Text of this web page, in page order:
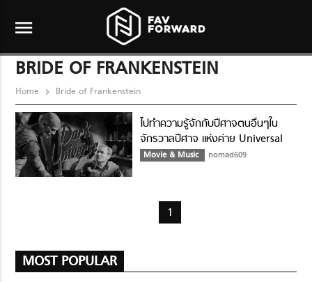
menu
BRIDE OF FRANKENSTEIN
Home Bride of Frankenstein
ไปทำความรู้จักกับปีศาจตนอื่นๆใน
จักรวาลปีศาจ แห่งค่าย Universal
Pictures กัน
Movie & Music nomad609
1
MOST POPULAR